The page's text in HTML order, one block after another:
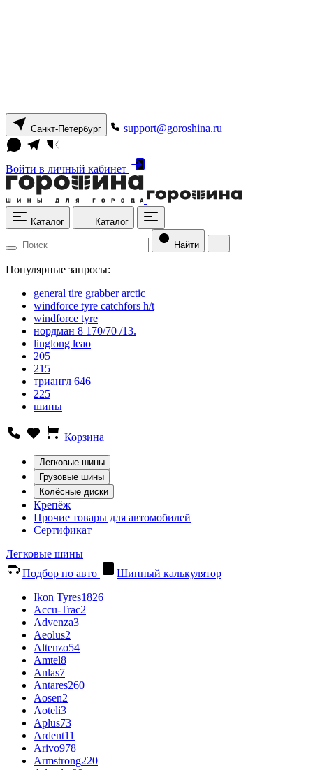
Санкт-Петербург support@goroshina.ru
Войти в личный кабинет
Каталог Каталог
Найти
Популярные запросы:
general tire grabber arctic
windforce tyre catchfors h/t
windforce tyre
нордман 8 170/70 /13.
linglong leao
205
215
триангл 646
225
шины
Корзина
Легковые шины
Грузовые шины
Колёсные диски
Крепёж
Прочие товары для автомобилей
Сертификат
Легковые шины
Подбор по авто
Шинный калькулятор
Ikon Tyres1826
Accu-Trac2
Advenza3
Aeolus2
Altenzo54
Amtel8
Anlas7
Antares260
Aosen2
Aoteli3
Aplus73
Ardent11
Arivo978
Armstrong220